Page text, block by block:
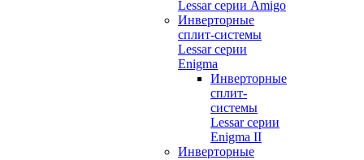
Lessar серии Amigo
Инверторные
сплит-системы
Lessar серии
Enigma
Инверторные
сплит-
системы
Lessar серии
Enigma II
Инверторные